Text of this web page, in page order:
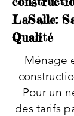
LaSalle:
Qualité
Ménage
Pour un
des tarifs